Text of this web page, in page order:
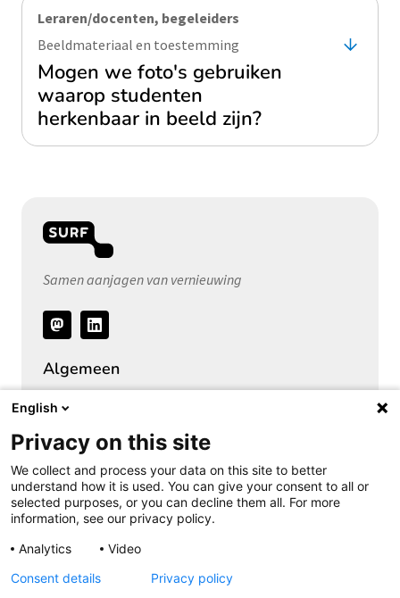
Leraren/docenten, begeleiders
Beeldmateriaal en toestemming
Mogen we foto's gebruiken
waarop studenten
herkenbaar in beeld zijn?
Samen aanjagen van vernieuwing
Volg
ons
Algemeen
Over het Privacy Expertise Centrum
SURF Privacy Community
SURF Vendor Compliance (DPIA)
Security Expertise Centrum
Vacatures bij SURF
English
Privacy on this site
We collect and process your data on this site to better
understand how it is used. You can give your consent to all or
selected purposes, or you can decline them all. For more
information, see our privacy policy.
Analytics
Video
Consent details
Privacy policy